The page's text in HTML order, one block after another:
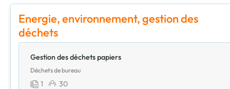
Energie, environnement, gestion des
déchets
Gestion des déchets papiers
Déchets de bureau
1 30